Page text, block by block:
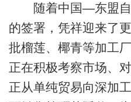
随着中国—东盟自
的签署，凭祥迎来了
批榴莲、椰青等加工
正在积极考察市场、
正从单纯贸易向深加